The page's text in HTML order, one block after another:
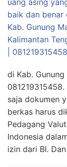
di Kab. Gunung
saja dokumen
berkas harus
Pedagang
Indonesia
izin dari BI.